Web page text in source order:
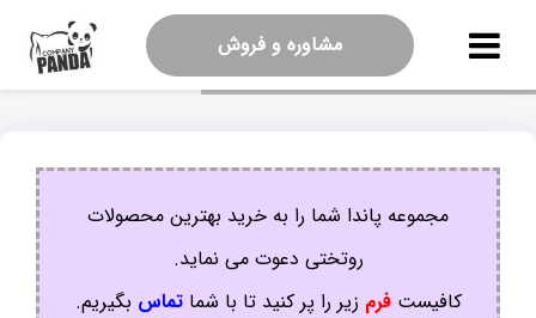
مشاوره و فروش
مجموعه پاندا شما را به خرید بهترین محصولات
روتختی دعوت می نماید.
کافیستفرم زیر را پر کنید تا با شماتماس بگیریم.